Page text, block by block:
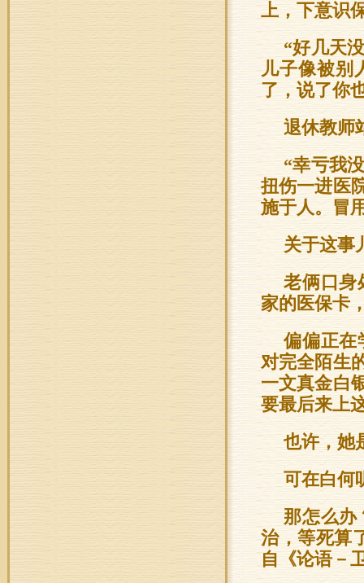
上，下意识
“好几天
儿子像被别
了，说了你
退休教师
“幸亏我
扭伤一进医
施于人。冒
关于这事
老俩口身
家的医保卡
偏偏正在
对完全陌生
一文真金白
要最后来上
也许，她
可在白何
那怎么办
治，等死算
自《论语－